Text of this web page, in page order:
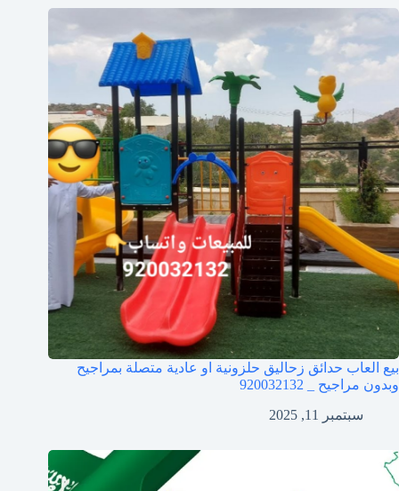
بيع العاب حدائق زحاليق حلزونية او عادية متصلة بمراجيح
وبدون مراجيح _ 920032132
سبتمبر 11, 2025